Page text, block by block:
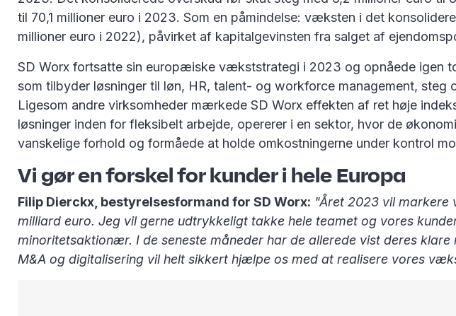
til 70,1 millioner euro i 2023. Som en påmindelse: væksten i det
millioner euro i 2022), påvirket af kapitalgevinsten fra salget af
SD Worx fortsatte sin europæiske vækststrategi i 2023 og opnåede igen
som tilbyder løsninger til løn, HR, talent- og workforce management,
Ligesom andre virksomheder mærkede SD Worx effekten af ret høje
løsninger inden for fleksibelt arbejde, opererer i en sektor, hvor de
vanskelige forhold og formåede at holde omkostningerne under kontrol
Vi gør en forskel for kunder i hele Europa
Filip Dierckx, bestyrelsesformand for SD Worx: "Året 2023 vil markere
milliard euro. Jeg vil gerne udtrykkeligt takke hele teamet og vores
minoritetsaktionær. I de seneste måneder har de allerede vist deres
M&A og digitalisering vil helt sikkert hjælpe os med at realisere vores